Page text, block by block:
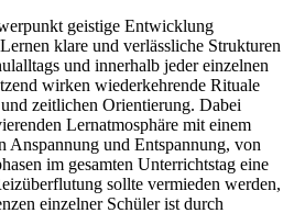
geistige Entwicklung
klare und verlässliche Strukturen
und innerhalb jeder einzelnen
wirken wiederkehrende Rituale
zeitlichen Orientierung. Dabei
Lernatmosphäre mit einem
Anspannung und Entspannung, von
im gesamten Unterrichtstag eine
sollte vermieden werden,
einzelner Schüler ist durch